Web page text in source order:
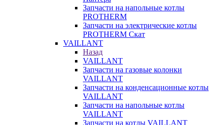
Запчасти на напольные котлы
PROTHERM
Запчасти на электрические котлы
PROTHERM Скат
VAILLANT
Назад
VAILLANT
Запчасти на газовые колонки
VAILLANT
Запчасти на конденсационные котлы
VAILLANT
Запчасти на напольные котлы
VAILLANT
Запчасти на котлы VAILLANT